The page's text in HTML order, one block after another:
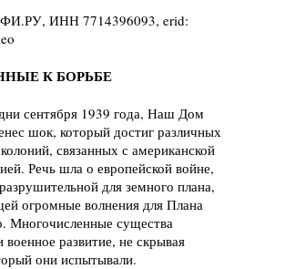
ИНН 7714396093, erid:
К БОРЬБЕ
сентября 1939 года, Наш Дом
шок, который достиг различных
связанных с американской
Речь шла о европейской войне,
для земного плана,
огромные волнения для Плана
Многочисленные существа
военное развитие, не скрывая
они испытывали.